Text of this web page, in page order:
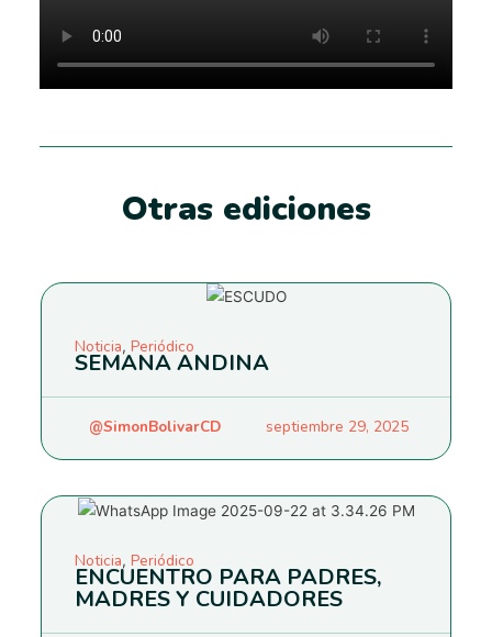
Otras ediciones
Noticia, Periódico
SEMANA ANDINA
@SimonBolivarCD septiembre 29, 2025
Noticia, Periódico
ENCUENTRO PARA PADRES,
MADRES Y CUIDADORES